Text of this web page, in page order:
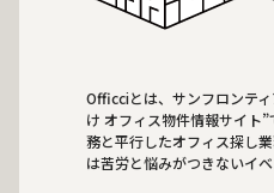
Officciとは、サンフロンテ
け オフィス物件情報サイト
務と平行したオフィス探し
は苦労と悩みがつきないイベ